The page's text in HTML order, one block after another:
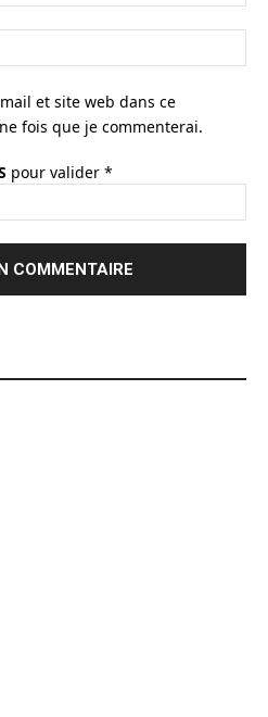
et site web dans ce
fois que je commenterai.
pour valider *